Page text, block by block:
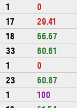
1 0
17 29.41
18 66.67
33 60.61
1 0
23 60.87
1 100